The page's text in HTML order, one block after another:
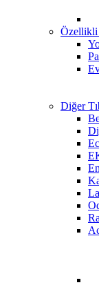
Özellikli
Diğer